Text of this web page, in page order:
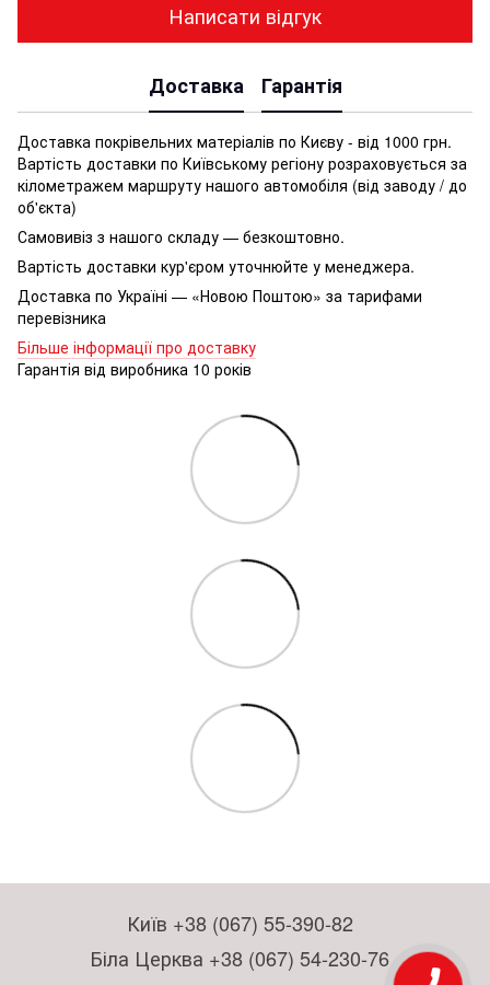
Написати відгук
Доставка Гарантія
Доставка покрівельних матеріалів по Києву - від 1000 грн.
Вартість доставки по Київському регіону розраховується за
кілометражем маршруту нашого автомобіля (від заводу / до
об'єкта)
Самовивіз з нашого складу — безкоштовно.
Вартість доставки кур'єром уточнюйте у менеджера.
Доставка по Україні — «Новою Поштою» за тарифами
перевізника
Більше інформації про доставку
Гарантія від виробника 10 років
Київ +38 (067) 55-390-82
Біла Церква +38 (067) 54-230-76